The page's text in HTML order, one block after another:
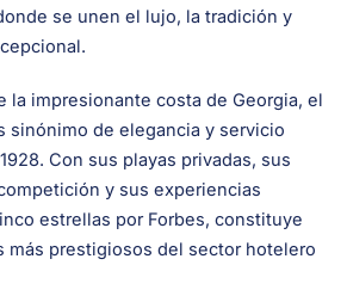
se unen el lujo, la tradición y
la impresionante costa de Georgia, el
sinónimo de elegancia y servicio
Con sus playas privadas, sus
y sus experiencias
estrellas por Forbes, constituye
más prestigiosos del sector hotelero